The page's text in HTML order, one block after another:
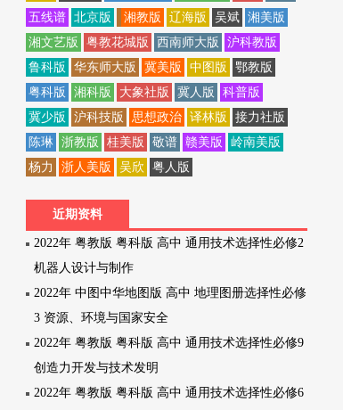
五线谱
北京版 湘教版 辽海版 吴斌
湘美版
湘文艺版
粤教花城版 西南师大版
沪科教版
鲁科版
华东师大版 冀美版 中图版
鄂教版
粤科版
湘科版 大象社版 冀人版
科普版
冀少版
沪科技版 思想政治 译林版
接力社版
陈琳
浙教版 桂美版 敬谱 赣美版
岭南美版
杨力
浙人美版 吴欣 粤人版
近期资料
2022年 粤教版 粤科版 高中 通用技术选择性必修2
机器人设计与制作
2022年 中图中华地图版 高中 地理图册选择性必修
3 资源、环境与国家安全
2022年 粤教版 粤科版 高中 通用技术选择性必修9
创造力开发与技术发明
2022年 粤教版 粤科版 高中 通用技术选择性必修6